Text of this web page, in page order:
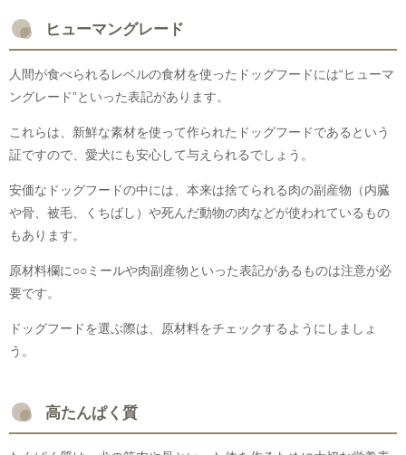
ヒューマングレード
人間が食べられるレベルの食材を使ったドッグフードには“ヒューマ
ングレード”といった表記があります。
これらは、新鮮な素材を使って作られたドッグフードであるという
証ですので、愛犬にも安心して与えられるでしょう。
安価なドッグフードの中には、本来は捨てられる肉の副産物（内臓
や骨、被毛、くちばし）や死んだ動物の肉などが使われているもの
もあります。
原材料欄に○○ミールや肉副産物といった表記があるものは注意が必
要です。
ドッグフードを選ぶ際は、原材料をチェックするようにしましょ
う。
高たんぱく質